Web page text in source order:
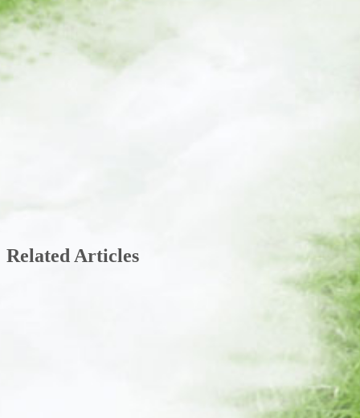
Related Articles